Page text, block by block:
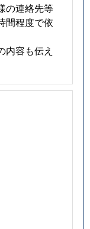
の連絡先等
間程度で依
内容も伝え